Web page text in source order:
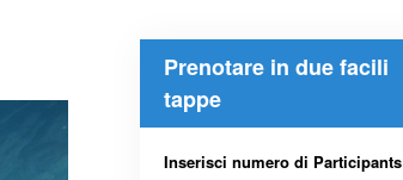
Prenotare in due facili
tappe
Inserisci numero di Participants